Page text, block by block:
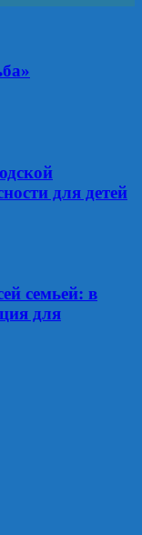
для детей
семьей: в
для